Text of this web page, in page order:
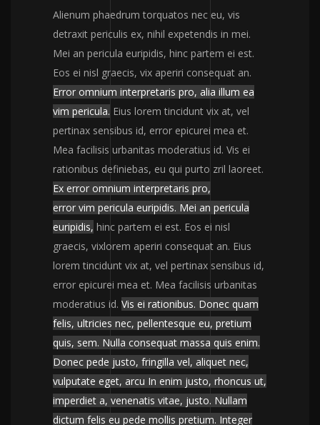
Alienum phaedrum torquatos nec eu, vis
detraxit periculis ex, nihil expetendis in mei.
Mei an pericula euripidis, hinc partem ei est.
Eos ei nisl graecis, vix aperiri consequat an.
Error omnium interpretaris pro, alia illum ea
vim pericula. Eius lorem tincidunt vix at, vel
pertinax sensibus id, error epicurei mea et.
Mea facilisis urbanitas moderatius id. Vis ei
rationibus definiebas, eu qui purto zril laoreet.
Ex error omnium interpretaris pro,
error vim pericula euripidis. Mei an pericula
euripidis, hinc partem ei est. Eos ei nisl
graecis, vixlorem aperiri consequat an. Eius
lorem tincidunt vix at, vel pertinax sensibus id,
error epicurei mea et. Mea facilisis urbanitas
moderatius id. Vis ei rationibus. Donec quam
felis, ultricies nec, pellentesque eu, pretium
quis, sem. Nulla consequat massa quis enim.
Donec pede justo, fringilla vel, aliquet nec,
vulputate eget, arcu In enim justo, rhoncus ut,
imperdiet a, venenatis vitae, justo. Nullam
dictum felis eu pede mollis pretium. Integer